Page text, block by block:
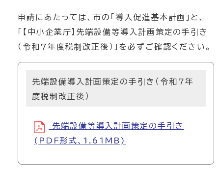
申請にあたっては、市の「導入促進基本計画」と、
「【中小企業庁】先端設備等導入計画策定の手引き
（令和7年度税制改正後）」を必ずご確認ください。
先端設備導入計画策定の手引き（令和7年
度税制改正後）
先端設備等導入計画策定の手引き
(PDF形式、1.61MB)